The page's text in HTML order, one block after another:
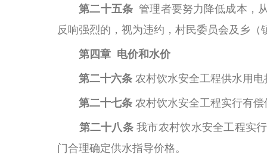
第二十五条 管理者要努力降低成本，
反响强烈的，视为违约，村民委员会及乡
第四章 电价和水价
第二十六条 农村饮水安全工程供水用
第二十七条 农村饮水安全工程实行有
第二十八条 我市农村饮水安全工程实
门合理确定供水指导价格。